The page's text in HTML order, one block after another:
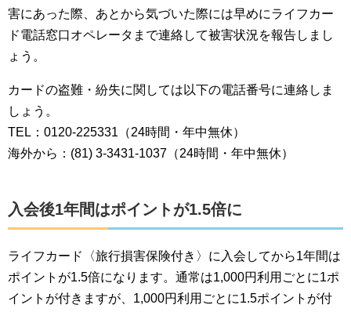
害にあった際、あとから気づいた際には早めにライフカー
ド電話窓口オペレータまで連絡して被害状況を報告しまし
ょう。
カードの盗難・紛失に関しては以下の電話番号に連絡しま
しょう。
TEL：0120-225331（24時間・年中無休）
海外から：(81) 3-3431-1037（24時間・年中無休）
入会後1年間はポイントが1.5倍に
ライフカード〈旅行損害保険付き〉に入会してから1年間は
ポイントが1.5倍になります。通常は1,000円利用ごとに1ポ
イントが付きますが、1,000円利用ごとに1.5ポイントが付